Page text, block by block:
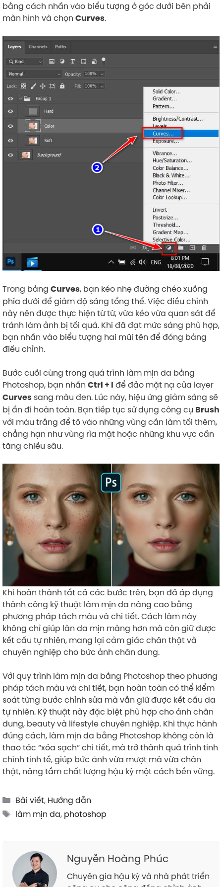
bằng cách nhấn vào biểu tượng ở góc dưới bên phải
màn hình và chọn Curves.
Trong bảng Curves, bạn kéo nhẹ đường chéo xuống
phía dưới để giảm độ sáng tổng thể. Việc điều chỉnh
này nên được thực hiện từ từ, vừa kéo vừa quan sát để
tránh làm ảnh bị tối quá. Khi đã đạt mức sáng phù hợp,
bạn nhấn vào biểu tượng hai mũi tên để đóng bảng
điều chỉnh.
Bước cuối cùng trong quá trình làm mịn da bằng
Photoshop, bạn nhấn Ctrl + I để đảo mặt nạ của layer
Curves sang màu đen. Lúc này, hiệu ứng giảm sáng sẽ
bị ẩn đi hoàn toàn. Bạn tiếp tục sử dụng công cụ Brush
với màu trắng để tô vào những vùng cần làm tối thêm,
chẳng hạn như vùng rìa mặt hoặc những khu vực cần
tăng chiều sâu.
Khi hoàn thành tất cả các bước trên, bạn đã áp dụng
thành công kỹ thuật làm mịn da nâng cao bằng
phương pháp tách màu và chi tiết. Cách làm này
không chỉ giúp làn da mịn màng hơn mà còn giữ được
kết cấu tự nhiên, mang lại cảm giác chân thật và
chuyên nghiệp cho bức ảnh chân dung.
Với quy trình làm mịn da bằng Photoshop theo phương
pháp tách màu và chi tiết, bạn hoàn toàn có thể kiểm
soát từng bước chỉnh sửa mà vẫn giữ được kết cấu da
tự nhiên. Kỹ thuật này đặc biệt phù hợp cho ảnh chân
dung, beauty và lifestyle chuyên nghiệp. Khi thực hành
đúng cách, làm mịn da bằng Photoshop không còn là
thao tác “xóa sạch” chi tiết, mà trở thành quá trình tinh
chỉnh tinh tế, giúp bức ảnh vừa mượt mà vừa chân
thật, nâng tầm chất lượng hậu kỳ một cách bền vững.
Categories
Bài viết, Hướng dẫn
Tags
làm mịn da, photoshop
Nguyễn Hoàng Phúc
Chuyên gia hậu kỳ và nhà phát triển